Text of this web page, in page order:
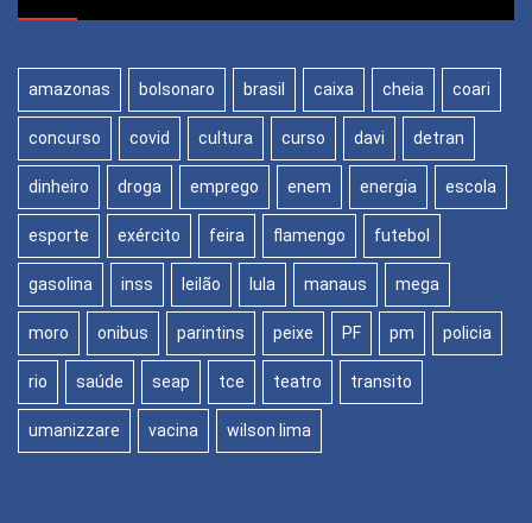
amazonas bolsonaro brasil caixa cheia coari
concurso covid cultura curso davi detran
dinheiro droga emprego enem energia escola
esporte exército feira flamengo futebol
gasolina inss leilão lula manaus mega
moro onibus parintins peixe PF pm policia
rio saúde seap tce teatro transito
umanizzare vacina wilson lima